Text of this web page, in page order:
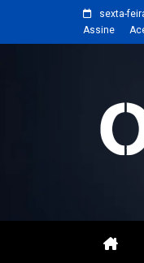
sexta-
Assine